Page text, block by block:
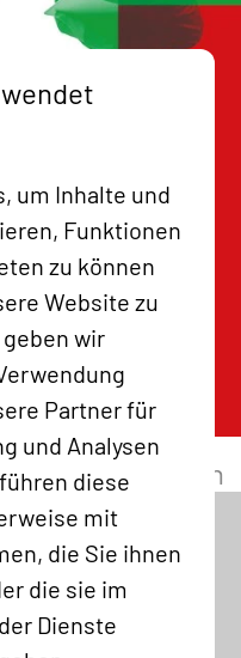
um Inhalte und
Funktionen
zu können
Website zu
wir
Partner für
und Analysen
diese
mit
die Sie ihnen
die sie im
Dienste